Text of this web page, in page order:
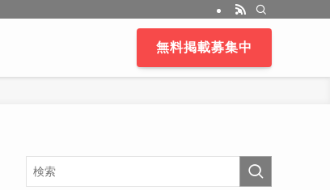
無料掲載募集中